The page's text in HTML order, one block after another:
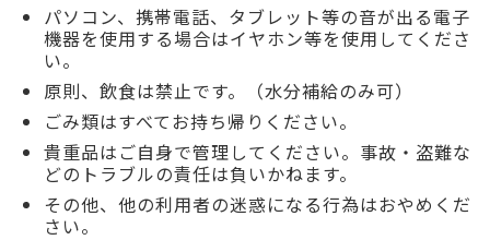
パソコン、携帯電話、タブレット等の音が出る電子
機器を使用する場合はイヤホン等を使用してくださ
い。
原則、飲食は禁止です。（水分補給のみ可）
ごみ類はすべてお持ち帰りください。
貴重品はご自身で管理してください。事故・盗難な
どのトラブルの責任は負いかねます。
その他、他の利用者の迷惑になる行為はおやめくだ
さい。